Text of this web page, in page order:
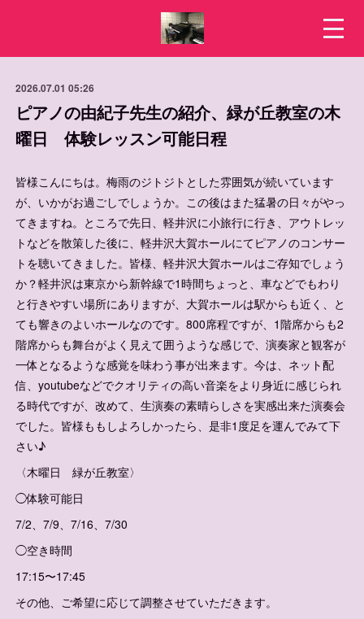
2026.07.01 05:26
ピアノの由紀子先生の紹介、緑が丘教室の木
曜日 体験レッスン可能日程
皆様こんにちは。梅雨のジトジトとした雰囲気が続いています
が、いかがお過ごしでしょうか。この後はまた猛暑の日々がやっ
てきますね。ところで先日、軽井沢に小旅行に行き、アウトレッ
トなどを散策した後に、軽井沢大賀ホールにてピアノのコンサー
トを聴いてきました。皆様、軽井沢大賀ホールはご存知でしょう
か？軽井沢は東京から新幹線で1時間ちょっと、車などでもわり
と行きやすい場所にありますが、大賀ホールは駅からも近く、と
ても響きのよいホールなのです。800席程ですが、1階席からも2
階席からも舞台がよく見えて囲うような感じで、演奏家と観客が
一体となるような感覚を味わう事が出来ます。今は、ネット配
信、youtubeなどでクオリティの高い音楽をより身近に感じられ
る時代ですが、改めて、生演奏の素晴らしさを実感出来た演奏会
でした。皆様ももしよろしかったら、是非1度足を運んでみて下
さい♪
〈木曜日 緑が丘教室〉
◯体験可能日
7/2、7/9、7/16、7/30
◯空き時間
17:15〜17:45
その他、ご希望に応じて調整させていただきます。